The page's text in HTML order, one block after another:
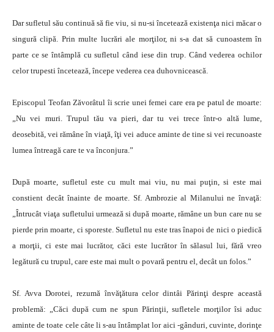
Dar sufletul său continuă să fie viu, si nu-si încetează existenţa nici măcar o
singură clipă. Prin multe lucrări ale morţilor, ni s-a dat să cunoastem în
parte ce se întâmplă cu sufletul când iese din trup. Când vederea ochilor
celor trupesti încetează, începe vederea cea duhovnicească.
Episcopul Teofan Zăvorâtul îi scrie unei femei care era pe patul de moarte:
„Nu vei muri. Trupul tău va pieri, dar tu vei trece într-o altă lume,
deosebită, vei rămâne în viaţă, îţi vei aduce aminte de tine si vei recunoaste
lumea întreagă care te va înconjura.”
După moarte, sufletul este cu mult mai viu, nu mai puţin, si este mai
constient decât înainte de moarte. Sf. Ambrozie al Milanului ne învaţă:
„Întrucât viaţa sufletului urmează si după moarte, rămâne un bun care nu se
pierde prin moarte, ci sporeste. Sufletul nu este tras înapoi de nici o piedică
a morţii, ci este mai lucrător, căci este lucrător în sălasul lui, fără vreo
legătură cu trupul, care este mai mult o povară pentru el, decât un folos.”
Sf. Avva Dorotei, rezumă învăţătura celor dintâi Părinţi despre această
problemă: „Căci după cum ne spun Părinţii, sufletele morţilor îsi aduc
aminte de toate cele câte li s-au întâmplat lor aici -gânduri, cuvinte, dorinţe